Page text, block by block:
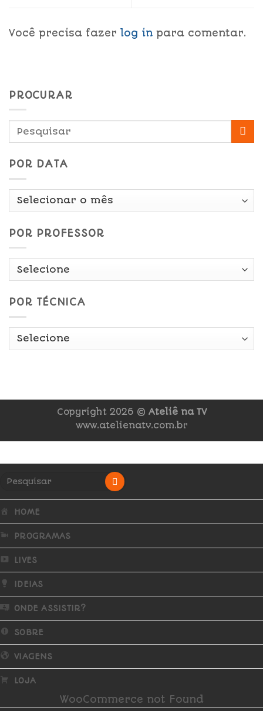
Você precisa fazer log in para comentar.
PROCURAR
POR DATA
Por
POR PROFESSOR
POR TÉCNICA
Copyright 2026 © Ateliê na TV
www.atelienatv.com.br
HOME
PROGRAMAS
LIVES
IDEIAS
ONDE ASSISTIR?
SOBRE
VIAGENS
LOJA
WooCommerce not Found